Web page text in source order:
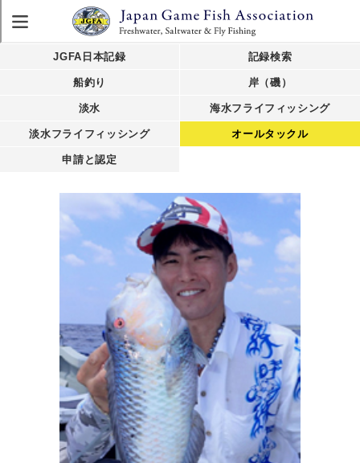
JGFA日本記録 記録検索
船釣り 岸（磯）
淡水 海水フライフィッシング
淡水フライフィッシング オールタックル
申請と認定